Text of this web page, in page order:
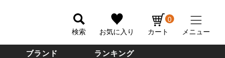
検索 お気に入り カート
0
メニュー
ブランド ランキング